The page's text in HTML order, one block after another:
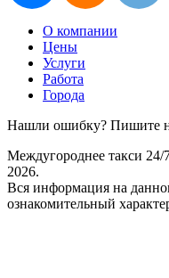
О компании
Цены
Услуги
Работа
Города
Нашли ошибку? Пишите
Междугороднее такси
2026.
Вся информация на
ознакомительный